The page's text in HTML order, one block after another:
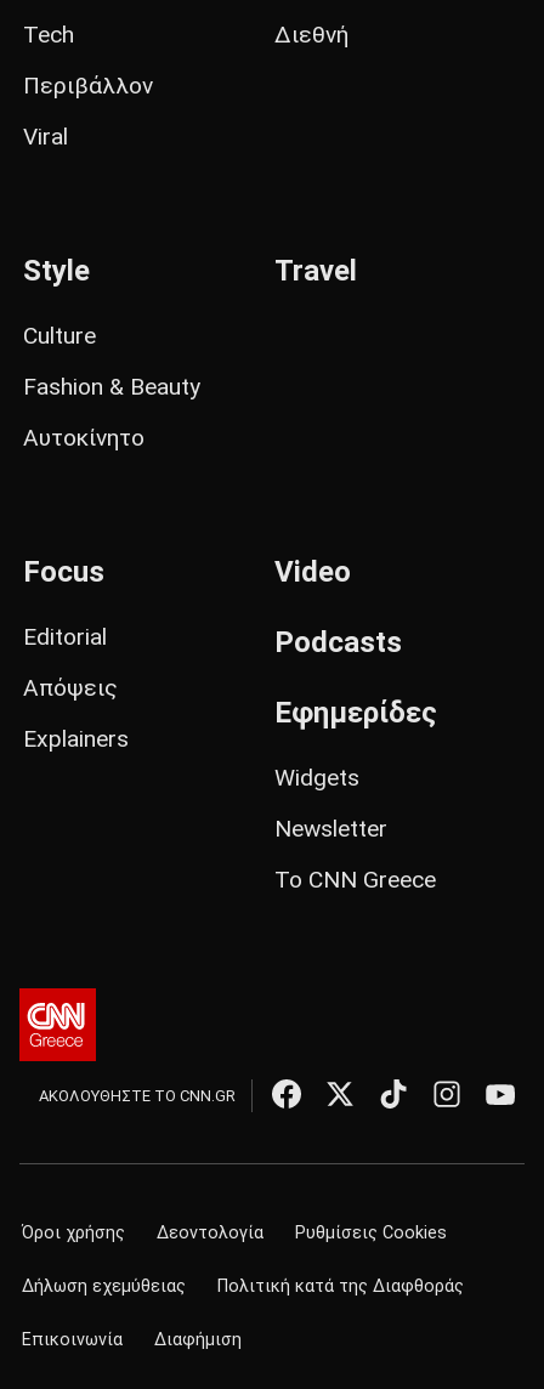
Tech
Περιβάλλον
Viral
Διεθνή
Style
Culture
Fashion & Beauty
Αυτοκίνητο
Travel
Focus
Editorial
Απόψεις
Explainers
Video
Podcasts
Εφημερίδες
Widgets
Newsletter
Το CNN Greece
ΑΚΟΛΟΥΘΗΣΤΕ ΤΟ CNN.GR
Όροι χρήσης Δεοντολογία Ρυθμίσεις Cookies
Δήλωση εχεμύθειας Πολιτική κατά της Διαφθοράς
Επικοινωνία Διαφήμιση